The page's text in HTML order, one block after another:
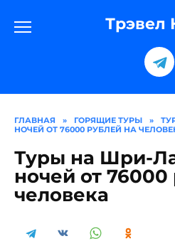
содержанию
Трэвел
ГЛАВНАЯ » ГОРЯЩИЕ ТУРЫ »
НОЧЕЙ ОТ 76000 РУБЛЕЙ НА
Туры на Шри-
ночей от
человека